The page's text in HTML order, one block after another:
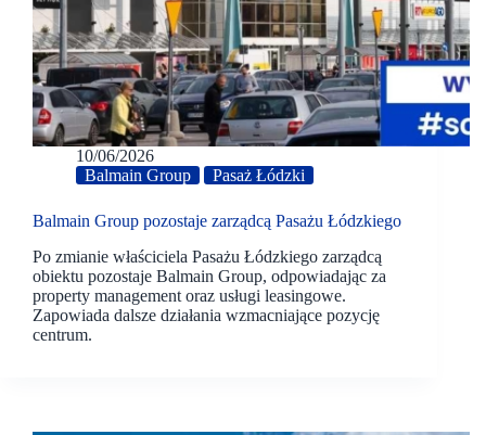
10/06/2026
Balmain Group
Pasaż Łódzki
Balmain Group pozostaje zarządcą Pasażu Łódzkiego
Po zmianie właściciela Pasażu Łódzkiego zarządcą
obiektu pozostaje Balmain Group, odpowiadając za
property management oraz usługi leasingowe.
Zapowiada dalsze działania wzmacniające pozycję
centrum.